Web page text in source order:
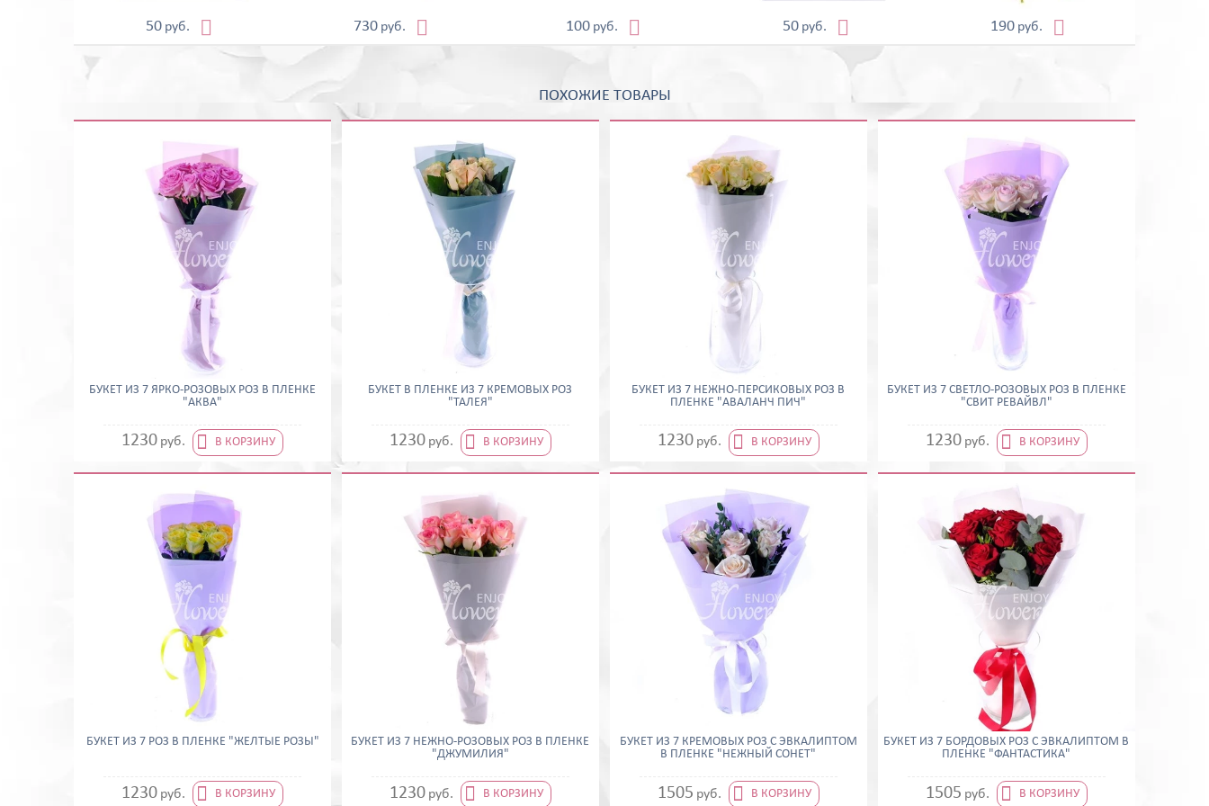
50 руб.  730 руб.  100 руб.  50 руб.  190 руб. 
ПОХОЖИЕ ТОВАРЫ
БУКЕТ ИЗ 7 ЯРКО-РОЗОВЫХ РОЗ В ПЛЕНКЕ
"АКВА"
1230 руб.  В КОРЗИНУ
БУКЕТ В ПЛЕНКЕ ИЗ 7 КРЕМОВЫХ РОЗ
"ТАЛЕЯ"
1230 руб.  В КОРЗИНУ
БУКЕТ ИЗ 7 НЕЖНО-ПЕРСИКОВЫХ РОЗ В
ПЛЕНКЕ "АВАЛАНЧ ПИЧ"
1230 руб.  В КОРЗИНУ
БУКЕТ ИЗ 7 СВЕТЛО-РОЗОВЫХ РОЗ В ПЛЕНКЕ
"СВИТ РЕВАЙВЛ"
1230 руб.  В КОРЗИНУ
БУКЕТ ИЗ 7 РОЗ В ПЛЕНКЕ "ЖЕЛТЫЕ РОЗЫ"
1230 руб.  В КОРЗИНУ
БУКЕТ ИЗ 7 НЕЖНО-РОЗОВЫХ РОЗ В ПЛЕНКЕ
"ДЖУМИЛИЯ"
1230 руб.  В КОРЗИНУ
БУКЕТ ИЗ 7 КРЕМОВЫХ РОЗ С ЭВКАЛИПТОМ
В ПЛЕНКЕ "НЕЖНЫЙ СОНЕТ"
1505 руб.  В КОРЗИНУ
БУКЕТ ИЗ 7 БОРДОВЫХ РОЗ С ЭВКАЛИПТОМ В
ПЛЕНКЕ "ФАНТАСТИКА"
1505 руб.  В КОРЗИНУ